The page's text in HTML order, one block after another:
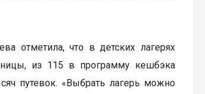
отметила, что в детских лагерях
из 115 в программу кешбэка
путевок. «Выбрать лагерь можно